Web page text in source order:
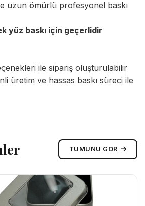
uzun ömürlü profesyonel baskı
yüz baskı için geçerlidir
ile sipariş oluşturulabilir
üretim ve hassas baskı süreci ile
TUMUNU GOR